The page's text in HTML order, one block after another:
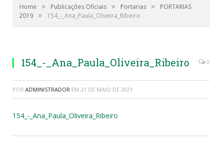
Home » Publicações Oficiais » Portarias »
PORTARIAS
2019 » 154_-_Ana_Paula_Oliveira_Ribeiro
154_-_Ana_Paula_Oliveira_Ribeiro 0
POR ADMINISTRADOR EM 21 DE MAIO DE 2021
154_-_Ana_Paula_Oliveira_Ribeiro